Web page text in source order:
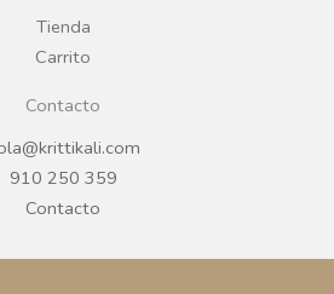
Tienda
Carrito
Contacto
910 250 359
Contacto